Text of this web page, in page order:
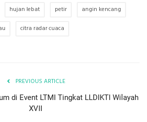
hujan lebat petir
angin kencang
citra radar cuaca
PREVIOUS ARTICLE
di Event LTMI Tingkat LLDIKTI Wilayah
XVII